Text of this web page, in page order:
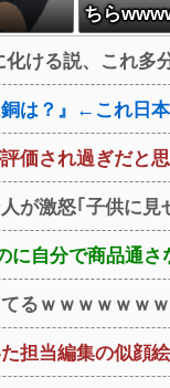
ちら
化ける説、これ多
は？』←これ日
価され過ぎだと思
が激怒｢子供に
に自分で商品通さ
るｗｗｗｗｗｗ
担当編集の似顔絵